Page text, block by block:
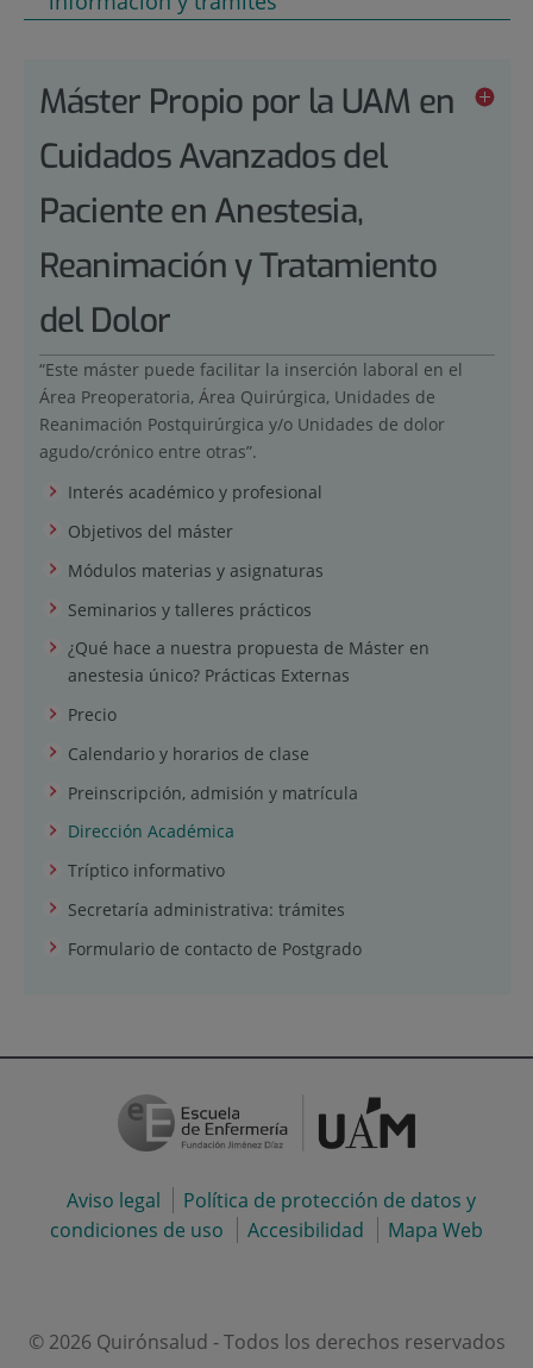
Máster Propio por la UAM en
Cuidados Avanzados del
Paciente en Anestesia,
Reanimación y Tratamiento
del Dolor
“Este máster puede facilitar la inserción laboral en el
Área Preoperatoria, Área Quirúrgica, Unidades de
Reanimación Postquirúrgica y/o Unidades de dolor
agudo/crónico entre otras”.
Interés académico y profesional
Objetivos del máster
Módulos materias y asignaturas
Seminarios y talleres prácticos
¿Qué hace a nuestra propuesta de Máster en
anestesia único? Prácticas Externas
Precio
Calendario y horarios de clase
Preinscripción, admisión y matrícula
Dirección Académica
Tríptico informativo
Secretaría administrativa: trámites
Formulario de contacto de Postgrado
Aviso legal
Política de protección de datos y
condiciones de uso
Accesibilidad Mapa Web
© 2026 Quirónsalud - Todos los derechos reservados